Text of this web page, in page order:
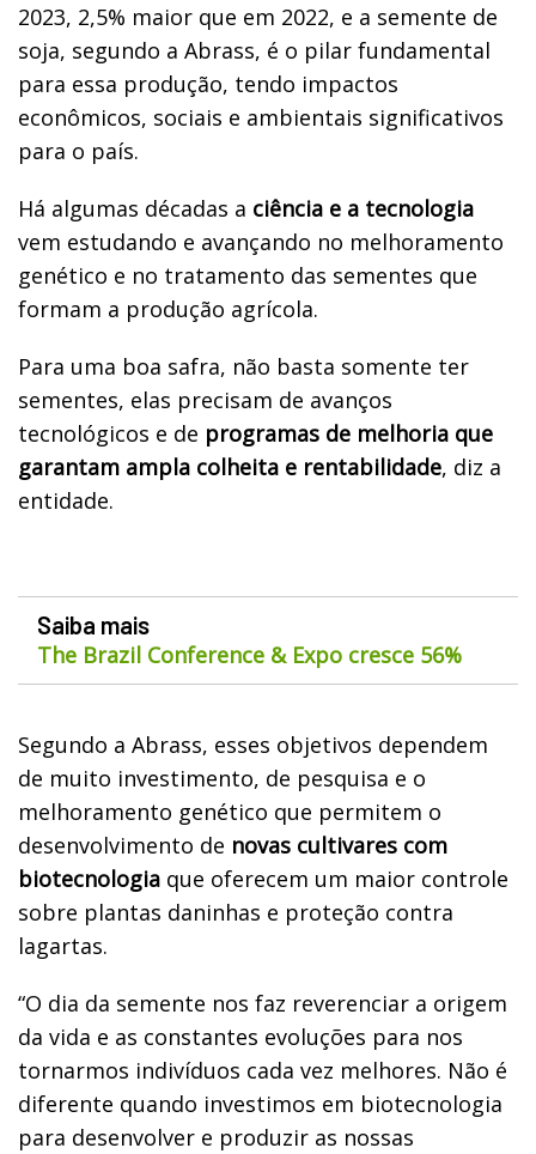
2023, 2,5% maior que em 2022, e a semente de
soja, segundo a Abrass, é o pilar fundamental
para essa produção, tendo impactos
econômicos, sociais e ambientais significativos
para o país.
Há algumas décadas a ciência e a tecnologia
vem estudando e avançando no melhoramento
genético e no tratamento das sementes que
formam a produção agrícola.
Para uma boa safra, não basta somente ter
sementes, elas precisam de avanços
tecnológicos e de programas de melhoria que
garantam ampla colheita e rentabilidade, diz a
entidade.
Saiba mais
The Brazil Conference & Expo cresce 56%
Segundo a Abrass, esses objetivos dependem
de muito investimento, de pesquisa e o
melhoramento genético que permitem o
desenvolvimento de novas cultivares com
biotecnologia que oferecem um maior controle
sobre plantas daninhas e proteção contra
lagartas.
“O dia da semente nos faz reverenciar a origem
da vida e as constantes evoluções para nos
tornarmos indivíduos cada vez melhores. Não é
diferente quando investimos em biotecnologia
para desenvolver e produzir as nossas